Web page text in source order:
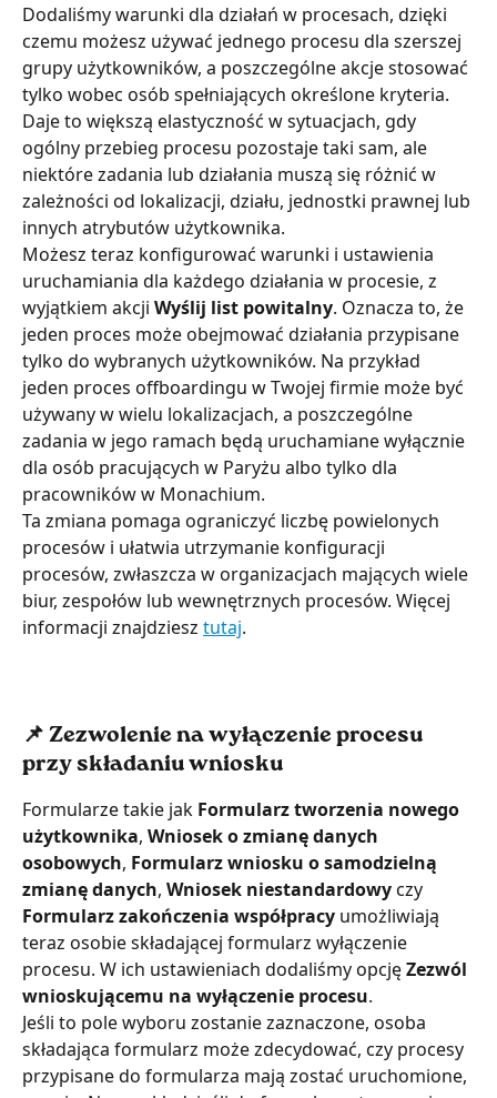
Dodaliśmy warunki dla działań w procesach, dzięki
czemu możesz używać jednego procesu dla szerszej
grupy użytkowników, a poszczególne akcje stosować
tylko wobec osób spełniających określone kryteria.
Daje to większą elastyczność w sytuacjach, gdy
ogólny przebieg procesu pozostaje taki sam, ale
niektóre zadania lub działania muszą się różnić w
zależności od lokalizacji, działu, jednostki prawnej lub
innych atrybutów użytkownika.
Możesz teraz konfigurować warunki i ustawienia
uruchamiania dla każdego działania w procesie, z
wyjątkiem akcji Wyślij list powitalny. Oznacza to, że
jeden proces może obejmować działania przypisane
tylko do wybranych użytkowników. Na przykład
jeden proces offboardingu w Twojej firmie może być
używany w wielu lokalizacjach, a poszczególne
zadania w jego ramach będą uruchamiane wyłącznie
dla osób pracujących w Paryżu albo tylko dla
pracowników w Monachium.
Ta zmiana pomaga ograniczyć liczbę powielonych
procesów i ułatwia utrzymanie konfiguracji
procesów, zwłaszcza w organizacjach mających wiele
biur, zespołów lub wewnętrznych procesów. Więcej
informacji znajdziesz tutaj.
📌 Zezwolenie na wyłączenie procesu
przy składaniu wniosku
Formularze takie jak Formularz tworzenia nowego
użytkownika, Wniosek o zmianę danych
osobowych, Formularz wniosku o samodzielną
zmianę danych, Wniosek niestandardowy czy
Formularz zakończenia współpracy umożliwiają
teraz osobie składającej formularz wyłączenie
procesu. W ich ustawieniach dodaliśmy opcję Zezwól
wnioskującemu na wyłączenie procesu.
Jeśli to pole wyboru zostanie zaznaczone, osoba
składająca formularz może zdecydować, czy procesy
przypisane do formularza mają zostać uruchomione,